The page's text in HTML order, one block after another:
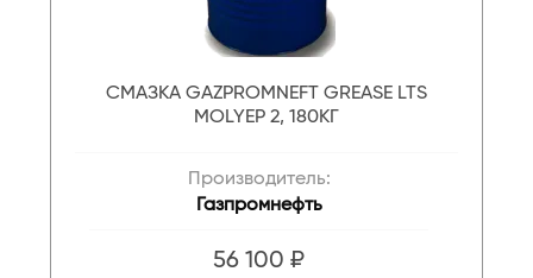
СМАЗКА GAZPROMNEFT GREASE LTS
MOLYEP 2, 180КГ
Производитель:
Газпромнефть
56 100 ₽